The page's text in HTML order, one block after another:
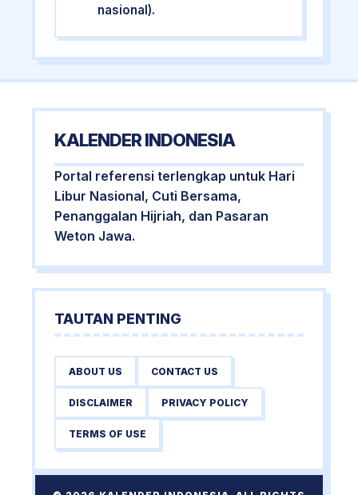
nasional).
KALENDER INDONESIA
Portal referensi terlengkap untuk Hari
Libur Nasional, Cuti Bersama,
Penanggalan Hijriah, dan Pasaran
Weton Jawa.
TAUTAN PENTING
ABOUT US CONTACT US
DISCLAIMER PRIVACY POLICY
TERMS OF USE